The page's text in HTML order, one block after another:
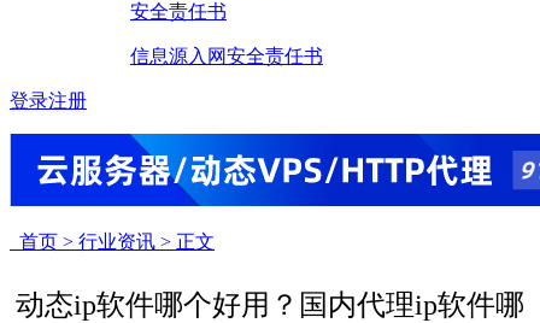
安全责任书
信息源入网安全责任书
登录注册
首页 > 行业资讯 > 正文
动态ip软件哪个好用？国内代理ip软件哪